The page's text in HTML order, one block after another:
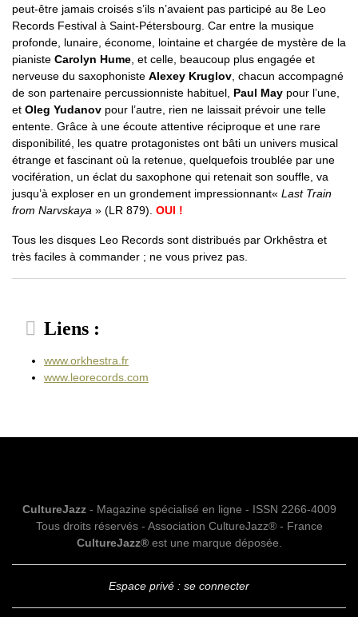
peut-être jamais croisés s’ils n’avaient pas participé au 8e Leo
Records Festival à Saint-Pétersbourg. Car entre la musique
profonde, lunaire, économe, lointaine et chargée de mystère de la
pianiste Carolyn Hume , et celle, beaucoup plus engagée et
nerveuse du saxophoniste Alexey Kruglov , chacun accompagné
de son partenaire percussionniste habituel, Paul May pour l’une,
et Oleg Yudanov pour l’autre, rien ne laissait prévoir une telle
entente. Grâce à une écoute attentive réciproque et une rare
disponibilité, les quatre protagonistes ont bâti un univers musical
étrange et fascinant où la retenue, quelquefois troublée par une
vocifération, un éclat du saxophone qui retenait son souffle, va
jusqu’à exploser en un grondement impressionnant« Last Train
from Narvskaya » (LR 879). OUI !
Tous les disques Leo Records sont distribués par Orkhêstra et
très faciles à commander ; ne vous privez pas.
Liens :
www.orkhestra.fr
www.leorecords.com
CultureJazz- Magazine spécialisé en ligne - ISSN 2266-4009
Tous droits réservés - Association CultureJazz® - France
CultureJazz®est une marque déposée.
Espace privé : se connecter